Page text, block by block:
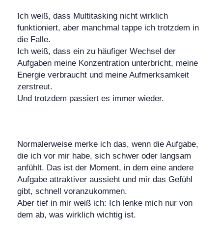
Ich weiß, dass Multitasking nicht wirklich
funktioniert, aber manchmal tappe ich trotzdem in
die Falle.
Ich weiß, dass ein zu häufiger Wechsel der
Aufgaben meine Konzentration unterbricht, meine
Energie verbraucht und meine Aufmerksamkeit
zerstreut.
Und trotzdem passiert es immer wieder.
Normalerweise merke ich das, wenn die Aufgabe,
die ich vor mir habe, sich schwer oder langsam
anfühlt. Das ist der Moment, in dem eine andere
Aufgabe attraktiver aussieht und mir das Gefühl
gibt, schnell voranzukommen.
Aber tief in mir weiß ich: Ich lenke mich nur von
dem ab, was wirklich wichtig ist.